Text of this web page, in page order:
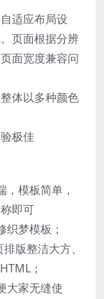
适应布局设
页面根据分辨
面宽度兼容问
体以多种颜色
极佳
模板简单，
即可
梦模板；
版整洁大方、
；
大家无缝使